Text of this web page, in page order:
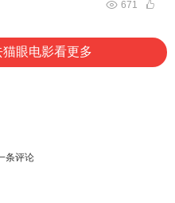
671
眼电影看更多
条评论